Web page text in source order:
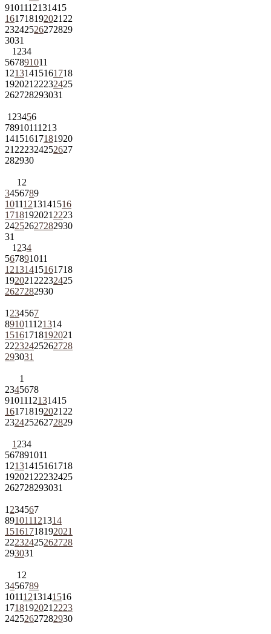
9101112131415
161718192021 22
23242526272829
3031
1 234
567891011
12131415161718
192021 22232425
262728293031
1 23456
78910111213
14151617181920
21 222324252627
282930
1 2
3456789
10111213141516
1718192021 2223
24252627282930
31
1 234
567891011
12131415161718
192021 22232425
2627282930
1 234567
891011121314
15161718192021
22232425262728
293031
1
2345678
9101112131415
161718192021 22
23242526272829
1 234
567891011
12131415161718
192021 22232425
262728293031
1 234567
891011121314
15161718192021
22232425262728
293031
1 2
3456789
10111213141516
1718192021 2223
24252627282930